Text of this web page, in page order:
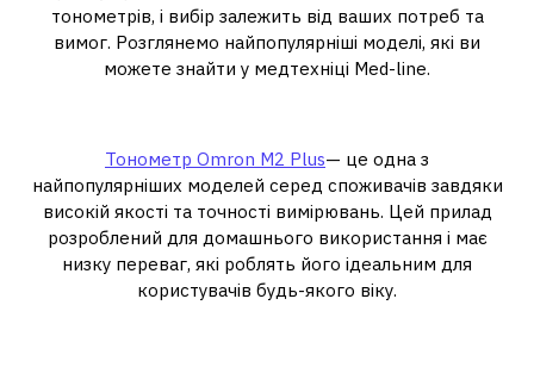
тонометрів, і вибір залежить від ваших потреб та
вимог. Розглянемо найпопулярніші моделі, які ви
можете знайти у медтехніці Med-line.
Тонометр Omron M2 Plus— це одна з
найпопулярніших моделей серед споживачів завдяки
високій якості та точності вимірювань. Цей прилад
розроблений для домашнього використання і має
низку переваг, які роблять його ідеальним для
користувачів будь-якого віку.